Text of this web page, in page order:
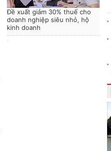
Đề xuất giảm 30% thuế cho
doanh nghiệp siêu nhỏ, hộ
kinh doanh